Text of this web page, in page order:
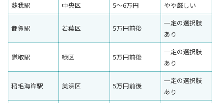
蘇我駅
中央区 5〜6万円 やや厳しい
都賀駅 若葉区 5万円前後
一定の選択肢
あり
鎌取駅 緑区 5万円前後
一定の選択肢
あり
稲毛海岸駅 美浜区 5万円前後
一定の選択肢
あり